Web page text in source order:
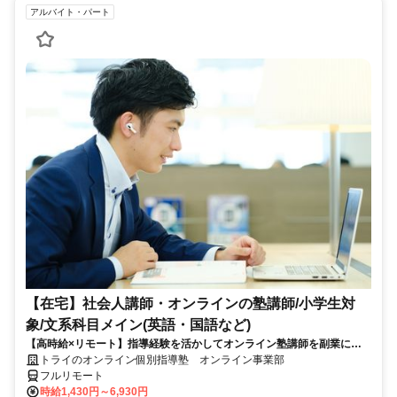
アルバイト・パート
【在宅】社会人講師・オンラインの塾講師/小学生対
象/文系科目メイン(英語・国語など)
【高時給×リモート】指導経験を活かしてオンライン塾講師を副業に！
週1～OK！
トライのオンライン個別指導塾 オンライン事業部
フルリモート
時給1,430円～6,930円